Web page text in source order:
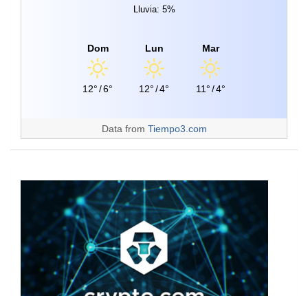
Lluvia: 5%
Dom
12°/6°
Lun
12°/4°
Mar
11°/4°
Data from Tiempo3.com